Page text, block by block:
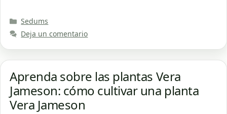
Categorías
Sedums
Deja un comentario
Aprenda sobre las plantas Vera
Jameson: cómo cultivar una planta
Vera Jameson